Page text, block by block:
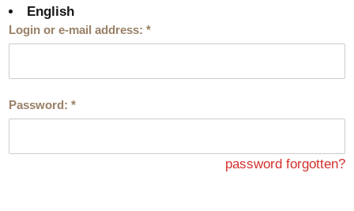
English
Login or e-mail address:*
Password:*
password forgotten?